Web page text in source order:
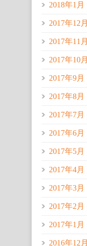
2018年1月
2017年12月
2017年11月
2017年10月
2017年9月
2017年8月
2017年7月
2017年6月
2017年5月
2017年4月
2017年3月
2017年2月
2017年1月
2016年12月